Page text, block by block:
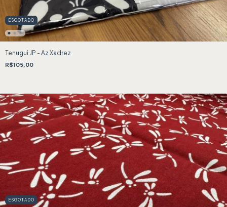
ESGOTADO
Tenugui JP - Az Xadrez
R$105,00
ESGOTADO